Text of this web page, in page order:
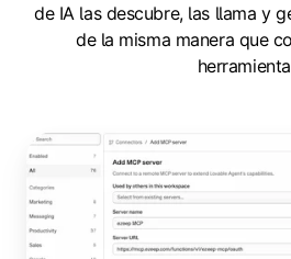
de IA las descubre, las llama y
de la misma manera que